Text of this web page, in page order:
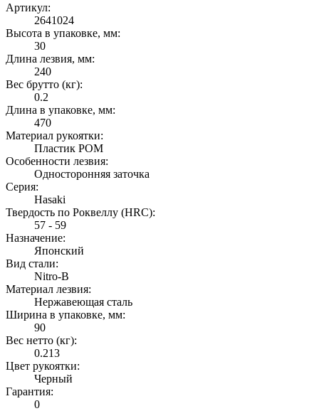
Артикул:
2641024
Высота в упаковке, мм:
30
Длина лезвия, мм:
240
Вес брутто (кг):
0.2
Длина в упаковке, мм:
470
Материал рукоятки:
Пластик POM
Особенности лезвия:
Односторонняя заточка
Серия:
Hasaki
Твердость по Роквеллу (HRС):
57 - 59
Назначение:
Японский
Вид стали:
Nitro-B
Материал лезвия:
Нержавеющая сталь
Ширина в упаковке, мм:
90
Вес нетто (кг):
0.213
Цвет рукоятки:
Черный
Гарантия:
0